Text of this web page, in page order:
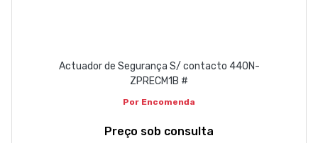
Actuador de Segurança S/ contacto 440N-
ZPRECM1B #
Por Encomenda
Preço sob consulta